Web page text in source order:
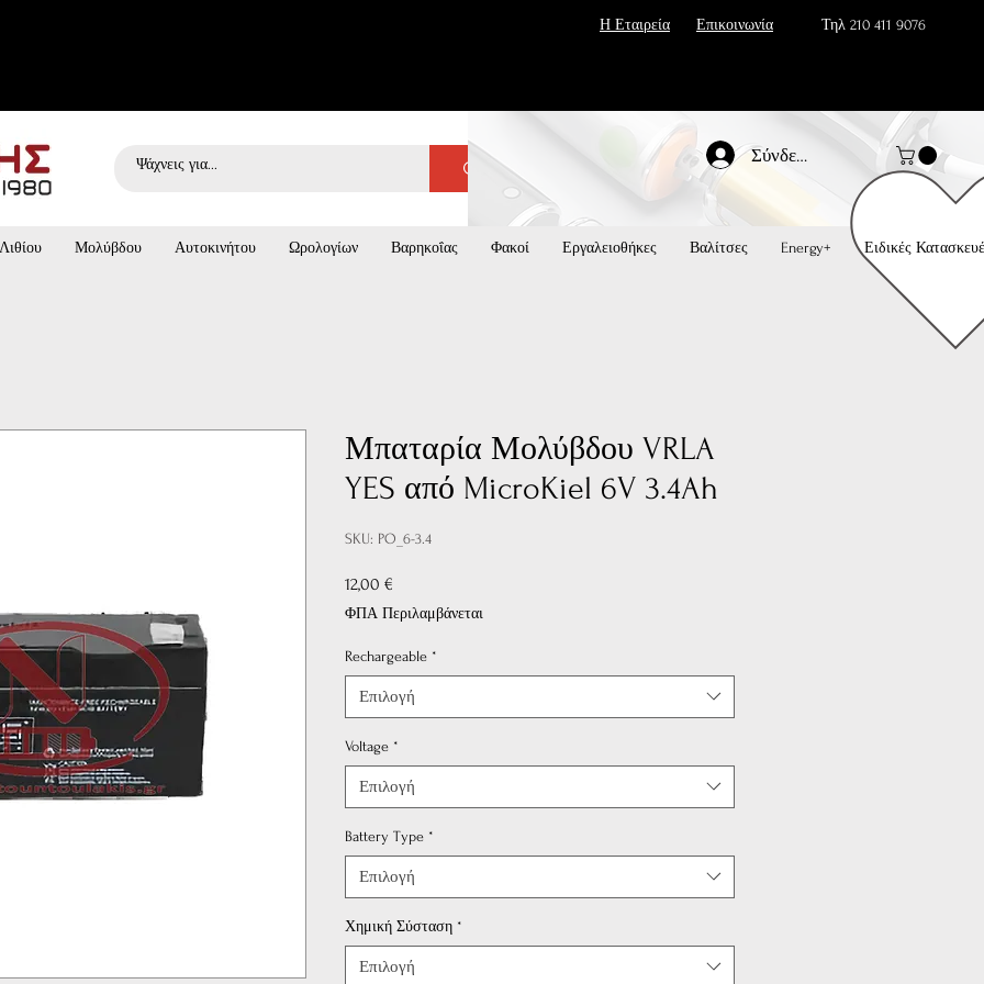
Η Εταιρεία Επικοινωνία Τηλ 210 411 9076
Σύνδεση
Μολύβδου Αυτοκινήτου Ωρολογίων Βαρηκοΐας Φακοί Εργαλειοθήκες Βαλίτσες Energy+ Ειδικές
Μπαταρία Μολύβδου VRLA
YES από MicroKiel 6V 3.4Ah
SKU: PO_6-3.4
12,00 €
ΦΠΑ Περιλαμβάνεται
Rechargeable *
Επιλογή
Voltage *
Επιλογή
Battery Type *
Επιλογή
Χημική Σύσταση *
Επιλογή